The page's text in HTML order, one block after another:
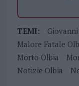
TEMI:
Malore Fatale
Morto Olbia
Notizie Olbia